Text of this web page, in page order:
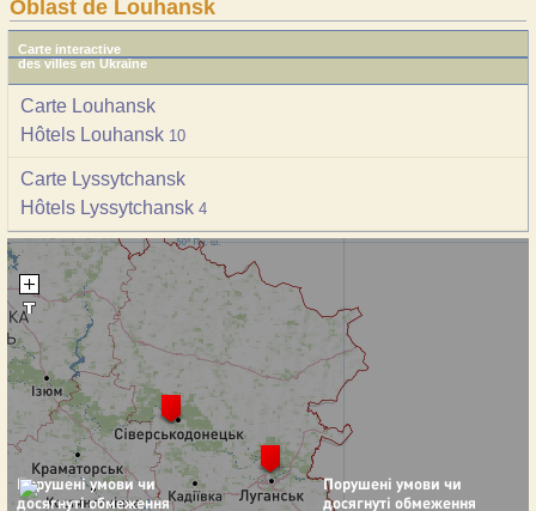
Oblast de Louhansk
Carte interactive
des villes en Ukraine
Carte Louhansk
Hôtels Louhansk 10
Carte Lyssytchansk
Hôtels Lyssytchansk 4